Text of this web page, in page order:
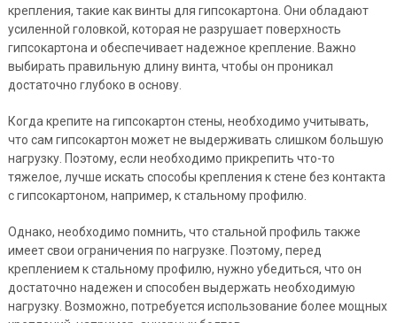
крепления, такие как винты для гипсокартона. Они обладают
усиленной головкой, которая не разрушает поверхность
гипсокартона и обеспечивает надежное крепление. Важно
выбирать правильную длину винта, чтобы он проникал
достаточно глубоко в основу.
Когда крепите на гипсокартон стены, необходимо учитывать,
что сам гипсокартон может не выдерживать слишком большую
нагрузку. Поэтому, если необходимо прикрепить что-то
тяжелое, лучше искать способы крепления к стене без контакта
с гипсокартоном, например, к стальному профилю.
Однако, необходимо помнить, что стальной профиль также
имеет свои ограничения по нагрузке. Поэтому, перед
креплением к стальному профилю, нужно убедиться, что он
достаточно надежен и способен выдержать необходимую
нагрузку. Возможно, потребуется использование более мощных